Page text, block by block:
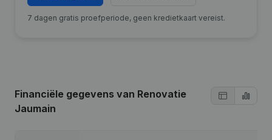
7 dagen gratis proefperiode, geen kredietkaart vereist.
Financiële gegevens van Renovatie
Jaumain